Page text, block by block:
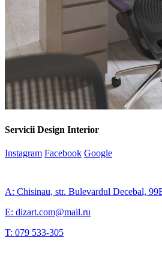
Servicii Design Interior
Instagram Facebook Google
A: Chisinau, str. Bulevardul Decebal,
E: dizart.com@mail.ru
T: 079 533-305